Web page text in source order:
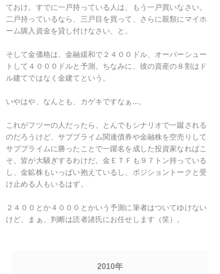
ておけ。すでに一戸持っている人は、もう一戸買いなさい。
二戸持っているなら、三戸目を買って、さらに親類にマイホ
ーム購入資金を貸し付けなさい、と。
そして金価格は、金融緩和で２４００ドル、オーバーシュー
トして４０００ドルと予測。ちなみに、彼の資産の８割はド
ル建てではなく金建てという。
いやはや、なんとも、カゲキですなぁ...。
これがフツーの人だったら、とんでもシナリオで一蹴される
のだろうけど、サブプライム関連債券や金融株を空売りして
サブプライムに勝ったことで一躍名を成した投資家なればこ
そ、皆が大騒ぎするわけだ。金ＥＴＦも９７トン持っている
し、金鉱株もいっぱい抱えているし、ポジショントークと受
け止める人もいるはず。
２４００とか４０００とかいう予測に筆者はついてゆけない
けど、まぁ、判断は読者諸氏にお任せします（笑）。
2010年